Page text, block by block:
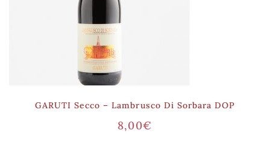
GARUTI Secco – Lambrusco Di Sorbara DOP
8,00€